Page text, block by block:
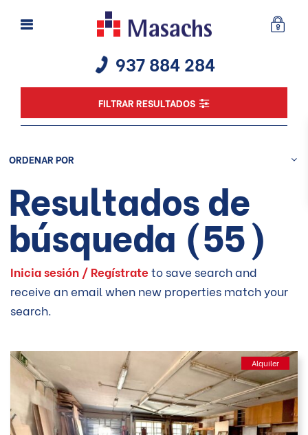
937 884 284
FILTRAR RESULTADOS
ORDENAR POR
Resultados de
búsqueda (55)
Inicia sesión / Regístrate to save search and
receive an email when new properties match your
search.
Alquiler